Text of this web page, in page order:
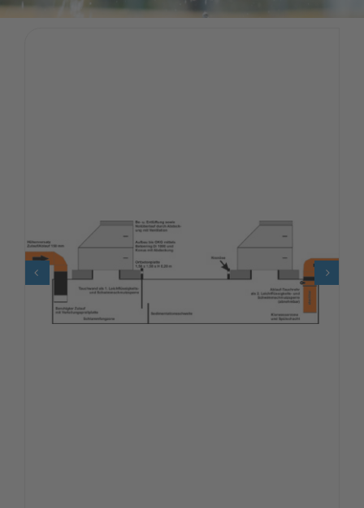
Karriere